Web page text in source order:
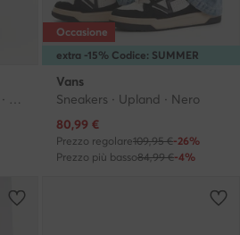
Sneakers · Super Lowpro · Bianco
extra -15% Codice: SUMMER
Occasione
Vans
Sneakers · Upland · Nero
Prezzo attuale
80,99 €
Prezzo regolare109,95 €-26%
Prezzo più basso84,99 €-4%